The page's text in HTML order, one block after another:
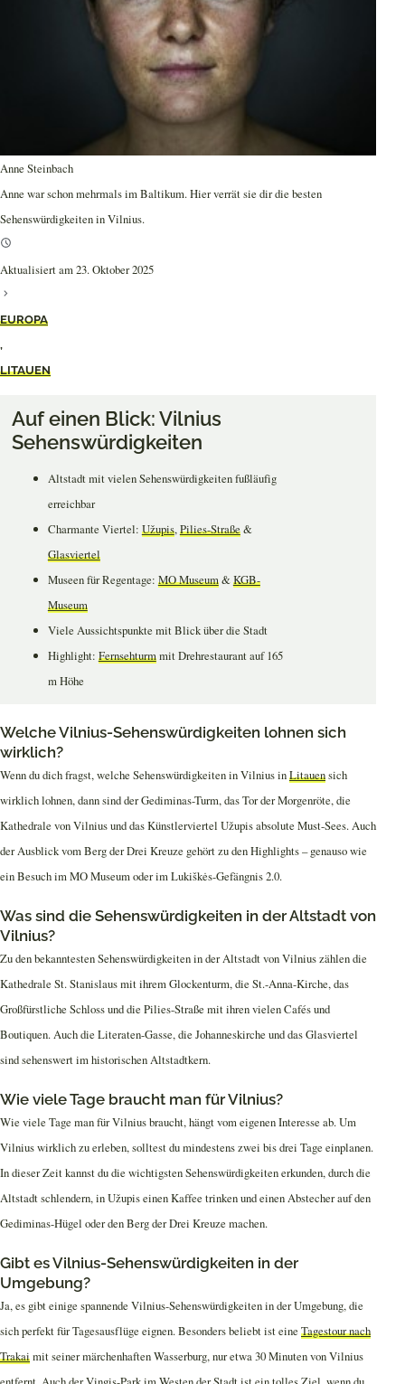
Anne Steinbach
Anne war schon mehrmals im Baltikum. Hier verrät sie dir die besten
Sehenswürdigkeiten in Vilnius.
Aktualisiert am 23. Oktober 2025
EUROPA
,
LITAUEN
Auf einen Blick: Vilnius
Sehenswürdigkeiten
Altstadt mit vielen Sehenswürdigkeiten fußläufig
erreichbar
Charmante Viertel: Užupis, Pilies-Straße&
Glasviertel
Museen für Regentage: MO Museum&KGB-
Museum
Viele Aussichtspunkte mit Blick über die Stadt
Highlight: Fernsehturmmit Drehrestaurant auf 165
m Höhe
Welche Vilnius-Sehenswürdigkeiten lohnen sich
wirklich?
Wenn du dich fragst, welche Sehenswürdigkeiten in Vilnius inLitauensich
wirklich lohnen, dann sind der Gediminas-Turm, das Tor der Morgenröte, die
Kathedrale von Vilnius und das Künstlerviertel Užupis absolute Must-Sees. Auch
der Ausblick vom Berg der Drei Kreuze gehört zu den Highlights – genauso wie
ein Besuch im MO Museum oder im Lukiškės-Gefängnis 2.0.
Was sind die Sehenswürdigkeiten in der Altstadt von
Vilnius?
Zu den bekanntesten Sehenswürdigkeiten in der Altstadt von Vilnius zählen die
Kathedrale St. Stanislaus mit ihrem Glockenturm, die St.-Anna-Kirche, das
Großfürstliche Schloss und die Pilies-Straße mit ihren vielen Cafés und
Boutiquen. Auch die Literaten-Gasse, die Johanneskirche und das Glasviertel
sind sehenswert im historischen Altstadtkern.
Wie viele Tage braucht man für Vilnius?
Wie viele Tage man für Vilnius braucht, hängt vom eigenen Interesse ab. Um
Vilnius wirklich zu erleben, solltest du mindestens zwei bis drei Tage einplanen.
In dieser Zeit kannst du die wichtigsten Sehenswürdigkeiten erkunden, durch die
Altstadt schlendern, in Užupis einen Kaffee trinken und einen Abstecher auf den
Gediminas-Hügel oder den Berg der Drei Kreuze machen.
Gibt es Vilnius-Sehenswürdigkeiten in der
Umgebung?
Ja, es gibt einige spannende Vilnius-Sehenswürdigkeiten in der Umgebung, die
sich perfekt für Tagesausflüge eignen. Besonders beliebt ist eine Tagestour nach
Trakaimit seiner märchenhaften Wasserburg, nur etwa 30 Minuten von Vilnius